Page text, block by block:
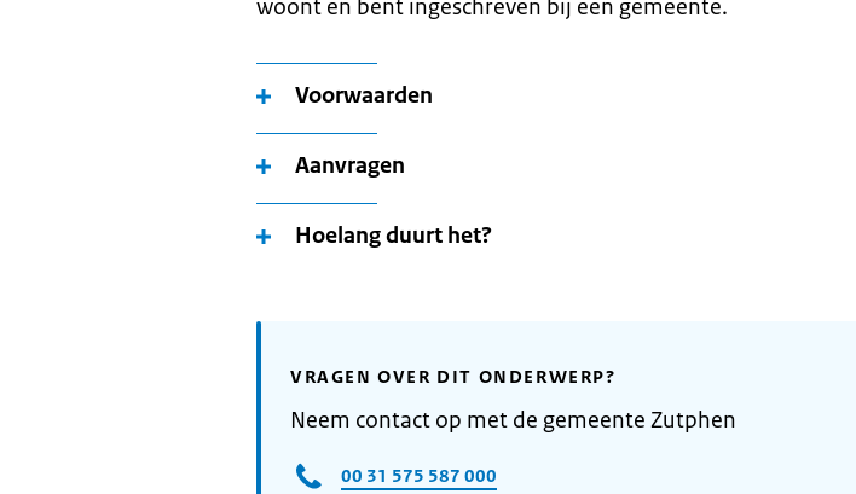
woont en bent ingeschreven bij een gemeente.
Voorwaarden
Aanvragen
Hoelang duurt het?
VRAGEN OVER DIT ONDERWERP?
Neem contact op met de gemeente Zutphen
00 31 575 587 000